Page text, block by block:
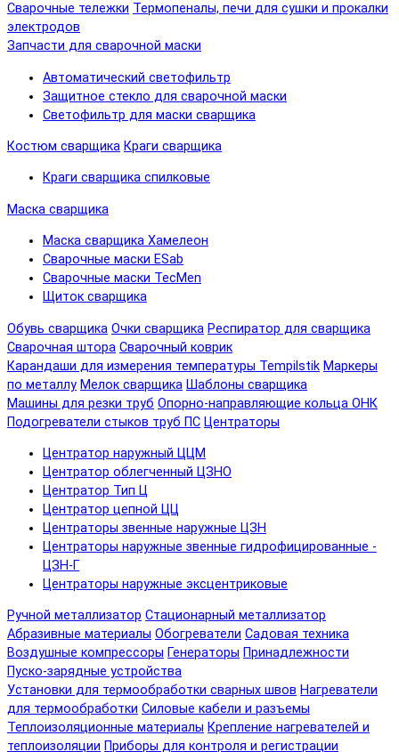
Сварочные тележки Термопеналы, печи для сушки и прокалки
электродов
Запчасти для сварочной маски
Автоматический светофильтр
Защитное стекло для сварочной маски
Светофильтр для маски сварщика
Костюм сварщика Краги сварщика
Краги сварщика спилковые
Маска сварщика
Маска сварщика Хамелеон
Сварочные маски ESab
Сварочные маски TecMen
Щиток сварщика
Обувь сварщика Очки сварщика Респиратор для сварщика
Сварочная штора Сварочный коврик
Карандаши для измерения температуры Tempilstik Маркеры
по металлу Мелок сварщика Шаблоны сварщика
Машины для резки труб Опорно-направляющие кольца ОНК
Подогреватели стыков труб ПС Центраторы
Центратор наружный ЦЦМ
Центратор облегченный ЦЗНО
Центратор Тип Ц
Центратор цепной ЦЦ
Центраторы звенные наружные ЦЗН
Центраторы наружные звенные гидрофицированные -
ЦЗН-Г
Центраторы наружные эксцентриковые
Ручной металлизатор Стационарный металлизатор
Абразивные материалы Обогреватели Садовая техника
Воздушные компрессоры Генераторы Принадлежности
Пуско-зарядные устройства
Установки для термообработки сварных швов Нагреватели
для термообработки Силовые кабели и разъемы
Теплоизоляционные материалы Крепление нагревателей и
теплоизоляции Приборы для контроля и регистрации